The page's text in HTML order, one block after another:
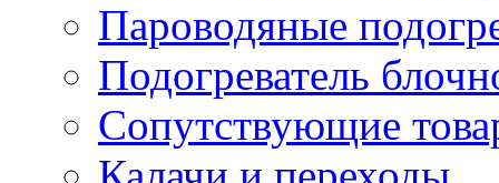
Пароводяные
Подогреватель
Сопутствующие